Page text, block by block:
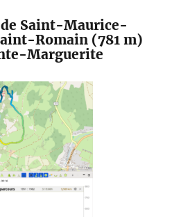
Saint-Maurice-
Romain (781 m)
Marguerite